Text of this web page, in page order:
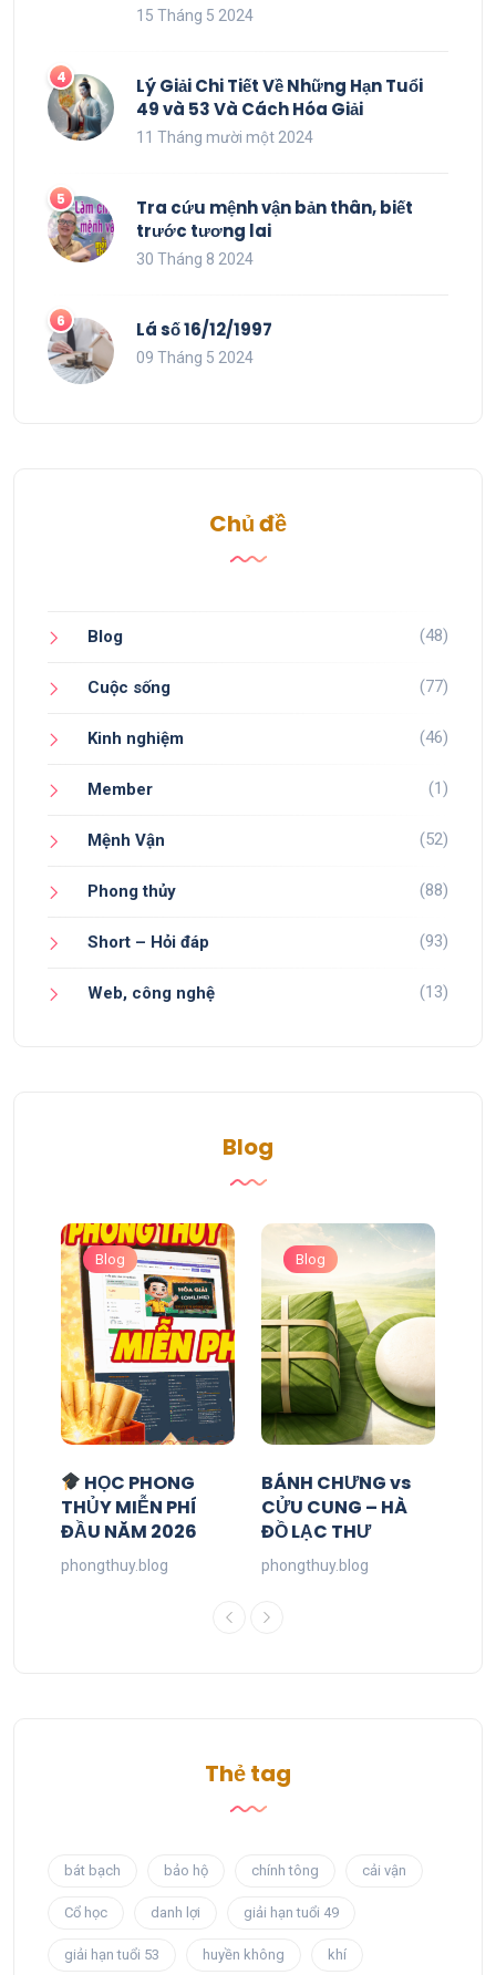
15 Tháng 5 2024
Lý Giải Chi Tiết Về Những Hạn Tuổi
49 và 53 Và Cách Hóa Giải
11 Tháng mười một 2024
Tra cứu mệnh vận bản thân, biết
trước tương lai
30 Tháng 8 2024
Lá số 16/12/1997
09 Tháng 5 2024
Chủ đề
Blog (48)
Cuộc sống (77)
Kinh nghiệm (46)
Member (1)
Mệnh Vận (52)
Phong thủy (88)
Short – Hỏi đáp (93)
Web, công nghệ (13)
Blog
Blog
HỌC PHONG
THỦY MIỄN PHÍ
ĐẦU NĂM 2026
phongthuy.blog
Blog
BÁNH CHƯNG vs
CỬU CUNG – HÀ
ĐỒ LẠC THƯ
phongthuy.blog
Thẻ tag
bát bạch bảo hộ chính tông cải vận
Cổ học danh lợi giải hạn tuổi 49
giải hạn tuổi 53 huyền không khí